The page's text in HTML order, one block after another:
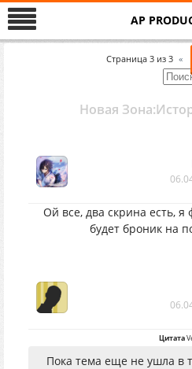
AP
Страница 3 из 3 «
Новая
Ой все, два скрина есть, я
будет броник на
Цитата
Пока тема еще не ушла в